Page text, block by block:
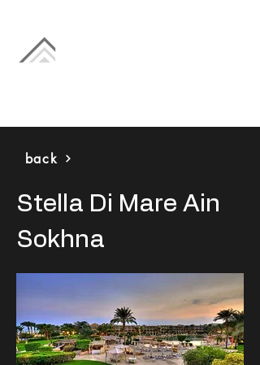
back
Stella Di Mare Ain
Sokhna